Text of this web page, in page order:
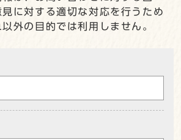
に対する適切な対応を行うため
外の目的では利用しません。